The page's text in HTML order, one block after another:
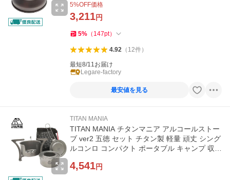
5%OFF価格
3,211円
5% （ 147pt）
4.92（ 12件）
最短8/11お届け
Legare-factory
最安値を見る
TITAN MANIA
TITAN MANIA チタンマニア アルコールストー
ブ ver2 五徳 セット チタン製 軽量 頑丈 シング
ルコンロ コンパクト ポータブル キャンプ 収納
4,541円